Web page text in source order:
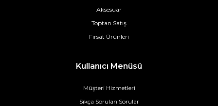
Aksesuar
Toptan Satış
Fırsat Ürünleri
Kullanıcı Menüsü
Müşteri Hizmetleri
Sıkça Sorulan Sorular